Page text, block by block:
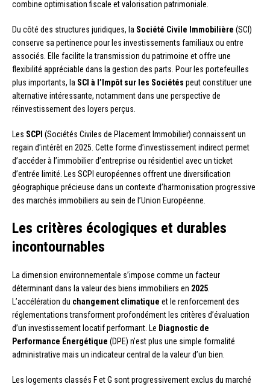
combine optimisation fiscale et valorisation patrimoniale.
Du côté des structures juridiques, la Société Civile Immobilière (SCI)
conserve sa pertinence pour les investissements familiaux ou entre
associés. Elle facilite la transmission du patrimoine et offre une
flexibilité appréciable dans la gestion des parts. Pour les portefeuilles
plus importants, la SCI à l’Impôt sur les Sociétés peut constituer une
alternative intéressante, notamment dans une perspective de
réinvestissement des loyers perçus.
Les SCPI (Sociétés Civiles de Placement Immobilier) connaissent un
regain d’intérêt en 2025. Cette forme d’investissement indirect permet
d’accéder à l’immobilier d’entreprise ou résidentiel avec un ticket
d’entrée limité. Les SCPI européennes offrent une diversification
géographique précieuse dans un contexte d’harmonisation progressive
des marchés immobiliers au sein de l’Union Européenne.
Les critères écologiques et durables
incontournables
La dimension environnementale s’impose comme un facteur
déterminant dans la valeur des biens immobiliers en 2025
L’accélération du changement climatique et le renforcement des
réglementations transforment profondément les critères d’évaluation
d’un investissement locatif performant. Le Diagnostic de
Performance Énergétique (DPE) n’est plus une simple formalité
administrative mais un indicateur central de la valeur d’un bien.
Les logements classés F et G sont progressivement exclus du marché